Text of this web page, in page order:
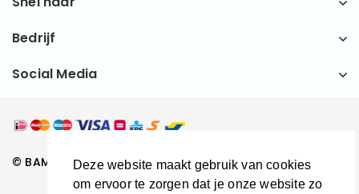
Bedrijf
Social Media
© BAMBOEDIRECT.COM 2026
Deze website maakt gebruik van cookies
om ervoor te zorgen dat je onze website zo